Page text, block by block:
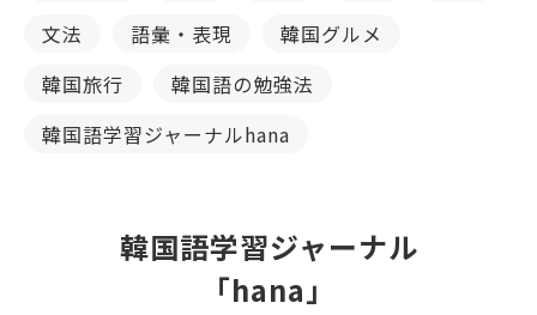
文法
語彙・表現
韓国グルメ
韓国旅行
韓国語の勉強法
韓国語学習ジャーナルhana
韓国語学習ジャーナル
「hana」